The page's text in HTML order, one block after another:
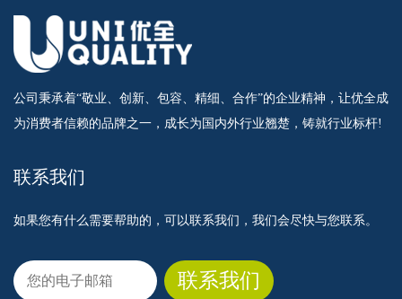
公司秉承着“敬业、创新、包容、精细、合作”的企业精神，让优全成
为消费者信赖的品牌之一，成长为国内外行业翘楚，铸就行业标杆!
联系我们
如果您有什么需要帮助的，可以联系我们，我们会尽快与您联系。